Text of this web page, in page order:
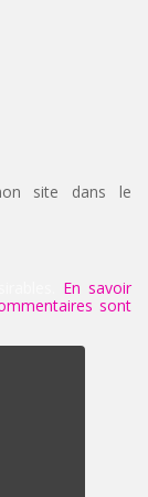
site dans le
En savoir
sont